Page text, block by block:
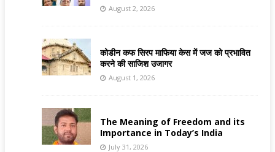
August 2, 2026
कोडीन कफ सिरप माफिया केस में जज को प्रभावित
करने की साजिश उजागर
August 1, 2026
The Meaning of Freedom and its
Importance in Today’s India
July 31, 2026